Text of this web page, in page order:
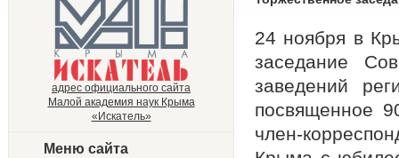
адрес официального сайта
Малой академия наук Крыма
«Искатель»
Меню сайта
24 ноября в
заседание
заведений
посвященное
член-